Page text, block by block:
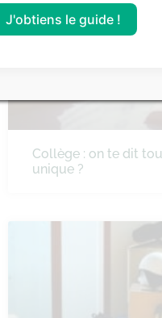
Collège : on te dit
unique ?
J'obtiens le guide !